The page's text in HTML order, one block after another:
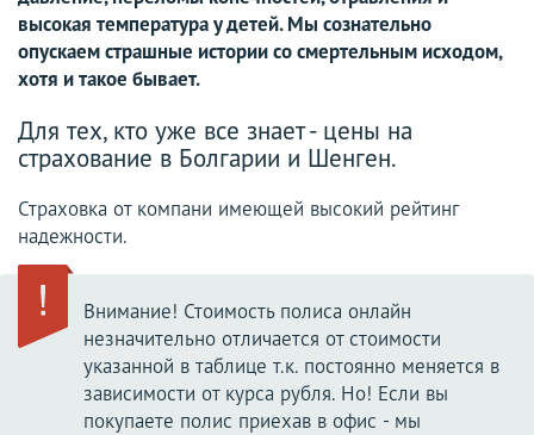
высокая температура у детей. Мы сознательно
опускаем страшные истории со смертельным исходом,
хотя и такое бывает.
Для тех, кто уже все знает - цены на
страхование в Болгарии и Шенген.
Страховка от компани имеющей высокий рейтинг
надежности.
Внимание! Стоимость полиса онлайн
незначительно отличается от стоимости
указанной в таблице т.к. постоянно меняется в
зависимости от курса рубля. Но! Если вы
покупаете полис приехав в офис - мы